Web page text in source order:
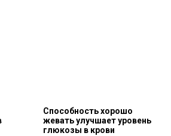
Способность хорошо
жевать улучшает уровень
глюкозы в крови